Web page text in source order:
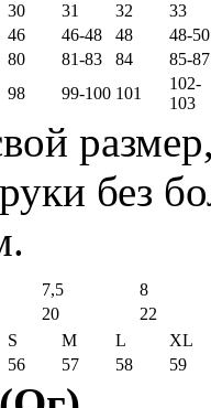
30 31 32
33
46 46-48 48
48-50
80 81-83 84
85-87
98 99-100 101
102-
103
без
7,5
8
20
22
S M L
XL
56 57 58 59